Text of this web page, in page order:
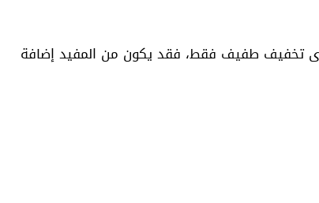
سوى تخفيف طفيف فقط، فقد يكون من المفيد إضافة